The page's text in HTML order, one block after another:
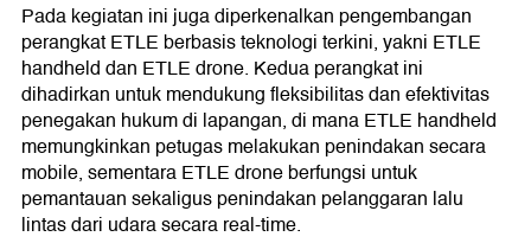
Pada kegiatan ini juga diperkenalkan pengembangan
perangkat ETLE berbasis teknologi terkini, yakni ETLE
handheld dan ETLE drone. Kedua perangkat ini
dihadirkan untuk mendukung fleksibilitas dan efektivitas
penegakan hukum di lapangan, di mana ETLE handheld
memungkinkan petugas melakukan penindakan secara
mobile, sementara ETLE drone berfungsi untuk
pemantauan sekaligus penindakan pelanggaran lalu
lintas dari udara secara real-time.